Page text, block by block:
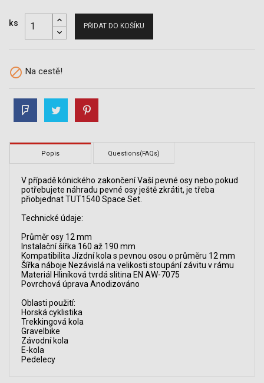
ks PŘIDAT DO KOŠÍKU
 Na cestě!
Popis Questions(FAQs)
V případě kónického zakončení Vaší pevné osy nebo pokud
potřebujete náhradu pevné osy ještě zkrátit, je třeba
přiobjednat TUT1540 Space Set.
Technické údaje:
Průměr osy 12 mm
Instalační šířka 160 až 190 mm
Kompatibilita Jízdní kola s pevnou osou o průměru 12 mm
Šířka náboje Nezávislá na velikosti stoupání závitu v rámu
Materiál Hliníková tvrdá slitina EN AW-7075
Povrchová úprava Anodizováno
Oblasti použití:
Horská cyklistika
Trekkingová kola
Gravelbike
Závodní kola
E-kola
Pedelecy